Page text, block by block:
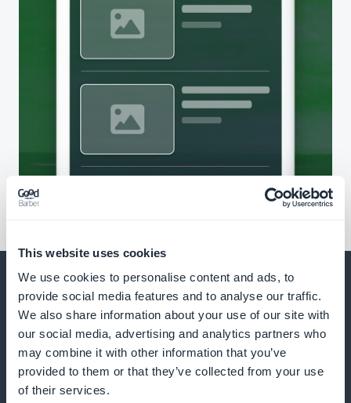
This website uses cookies
We use cookies to personalise content and ads, to
provide social media features and to analyse our traffic.
We also share information about your use of our site with
our social media, advertising and analytics partners who
may combine it with other information that you’ve
provided to them or that they’ve collected from your use
of their services.
Und vieles mehr